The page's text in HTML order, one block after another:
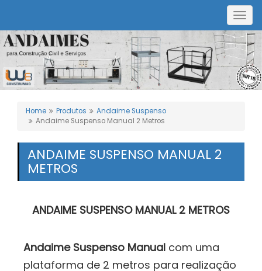
Home Produtos
Andaime Suspenso
Andaime Suspenso Manual 2 Metros
ANDAIME SUSPENSO MANUAL 2
METROS
ANDAIME SUSPENSO MANUAL 2 METROS
Andaime Suspenso Manual com uma
plataforma de 2 metros para realização